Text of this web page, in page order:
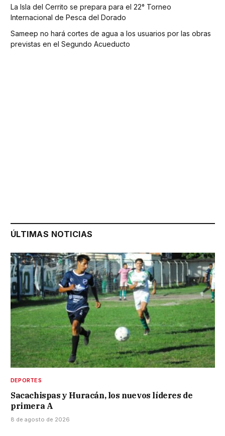
La Isla del Cerrito se prepara para el 22° Torneo
Internacional de Pesca del Dorado
Sameep no hará cortes de agua a los usuarios por las obras
previstas en el Segundo Acueducto
ÚLTIMAS NOTICIAS
DEPORTES
Sacachispas y Huracán, los nuevos líderes de
primera A
8 de agosto de 2026